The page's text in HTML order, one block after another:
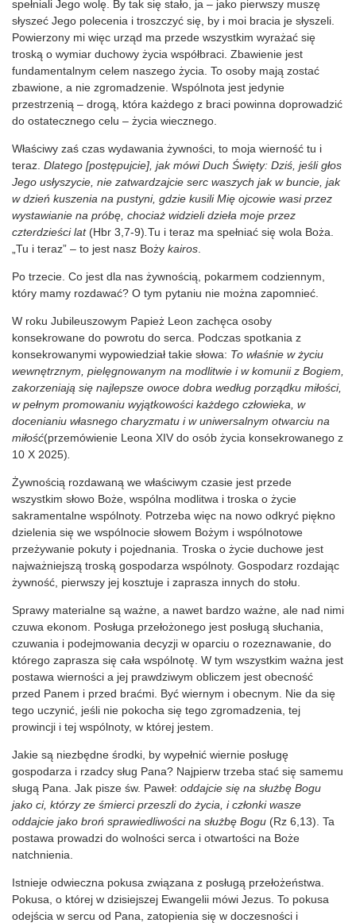
spełniali Jego wolę. By tak się stało, ja – jako pierwszy muszę
słyszeć Jego polecenia i troszczyć się, by i moi bracia je słyszeli.
Powierzony mi więc urząd ma przede wszystkim wyrażać się
troską o wymiar duchowy życia współbraci. Zbawienie jest
fundamentalnym celem naszego życia. To osoby mają zostać
zbawione, a nie zgromadzenie. Wspólnota jest jedynie
przestrzenią – drogą, która każdego z braci powinna doprowadzić
do ostatecznego celu – życia wiecznego.
Właściwy zaś czas wydawania żywności, to moja wierność tu i
teraz. Dlatego [postępujcie], jak mówi Duch Święty: Dziś, jeśli głos
Jego usłyszycie, nie zatwardzajcie serc waszych jak w buncie, jak
w dzień kuszenia na pustyni, gdzie kusili Mię ojcowie wasi przez
wystawianie na próbę, chociaż widzieli dzieła moje przez
czterdzieści lat(Hbr 3,7-9) Tu i teraz ma spełniać się wola Boża.
„Tu i teraz” – to jest nasz Boży kairos
Po trzecie. Co jest dla nas żywnością, pokarmem codziennym,
który mamy rozdawać? O tym pytaniu nie można zapomnieć.
W roku Jubileuszowym Papież Leon zachęca osoby
konsekrowane do powrotu do serca. Podczas spotkania z
konsekrowanymi wypowiedział takie słowa: To właśnie w życiu
wewnętrznym, pielęgnowanym na modlitwie i w komunii z Bogiem,
zakorzeniają się najlepsze owoce dobra według porządku miłości,
w pełnym promowaniu wyjątkowości każdego człowieka, w
docenianiu własnego charyzmatu i w uniwersalnym otwarciu na
miłość(przemówienie Leona XIV do osób życia konsekrowanego z
10 X 2025)
Żywnością rozdawaną we właściwym czasie jest przede
wszystkim słowo Boże, wspólna modlitwa i troska o życie
sakramentalne wspólnoty. Potrzeba więc na nowo odkryć piękno
dzielenia się we wspólnocie słowem Bożym i wspólnotowe
przeżywanie pokuty i pojednania. Troska o życie duchowe jest
najważniejszą troską gospodarza wspólnoty. Gospodarz rozdając
żywność, pierwszy jej kosztuje i zaprasza innych do stołu.
Sprawy materialne są ważne, a nawet bardzo ważne, ale nad nimi
czuwa ekonom. Posługa przełożonego jest posługą słuchania,
czuwania i podejmowania decyzji w oparciu o rozeznawanie, do
którego zaprasza się cała wspólnotę. W tym wszystkim ważna jest
postawa wierności a jej prawdziwym obliczem jest obecność
przed Panem i przed braćmi. Być wiernym i obecnym. Nie da się
tego uczynić, jeśli nie pokocha się tego zgromadzenia, tej
prowincji i tej wspólnoty, w której jestem.
Jakie są niezbędne środki, by wypełnić wiernie posługę
gospodarza i rzadcy sług Pana? Najpierw trzeba stać się samemu
sługą Pana. Jak pisze św. Paweł: oddajcie się na służbę Bogu
jako ci, którzy ze śmierci przeszli do życia, i członki wasze
oddajcie jako broń sprawiedliwości na służbę Bogu (Rz 6,13). Ta
postawa prowadzi do wolności serca i otwartości na Boże
natchnienia.
Istnieje odwieczna pokusa związana z posługą przełożeństwa.
Pokusa, o której w dzisiejszej Ewangelii mówi Jezus. To pokusa
odejścia w sercu od Pana, zatopienia się w doczesności i